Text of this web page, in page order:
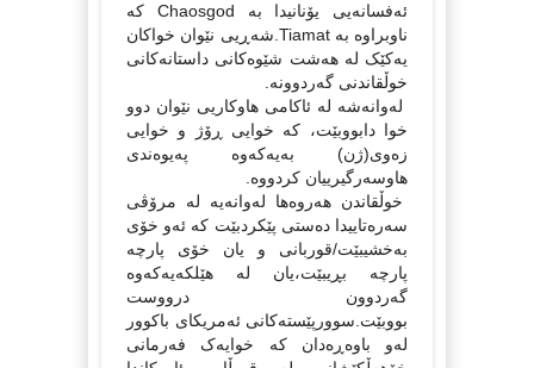
ئه‌فسانه‌یی یۆنانیدا به‌ Chaosgod که‌
ناوبراوه‌ به‌ Tiamat.شه‌ڕیی نێوان خواکان
یه‌کێک له‌ هه‌شت شێوه‌کانی داستانه‌کانی
خوڵقاندنی گه‌ردوونه‌‌.
له‌وانه‌شه‌ له‌ ئاکامی هاوکاریی نێوان دوو
خوا دابووبێت، که‌ خوایی ڕۆژ و خوایی
زه‌وی(ژن) به‌یه‌که‌وه‌ په‌یوه‌ندی
هاوسه‌رگیرییان کردووه‌.
خوڵقاندن هه‌روه‌ها له‌وانه‌یه‌ له‌ مرۆڤی
سه‌ره‌تاییدا ده‌ستی پێکردبێت که‌ ئه‌و خۆی
به‌خشیبێت/قوربانی و یان خۆی پارچه‌
پارچه‌ بڕیبێت،یان له‌ هێلکه‌یه‌که‌وه‌
گه‌ردوون درووست
بووبێت.سوورپێسته‌کانی ئه‌مریکای باکوور
له‌و باوه‌ڕه‌دان که‌ خوایه‌ک فه‌رمانی